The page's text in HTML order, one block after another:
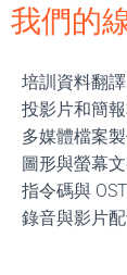
我們的
培訓資料翻譯
投影片和簡
多媒體檔案
圖形與螢幕
指令碼與
錄音與影片